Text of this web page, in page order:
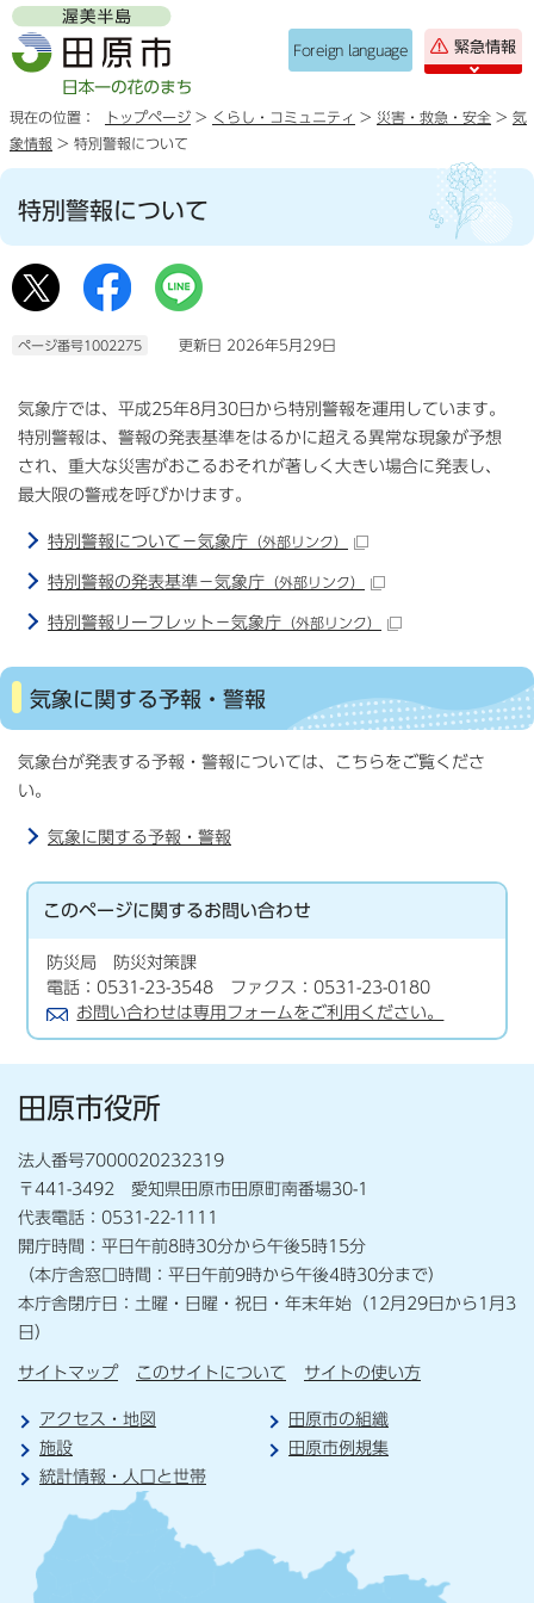
Foreign language 緊急情報
現在の位置： トップページ > くらし・コミュニティ > 災害・救急・安全 > 気
象情報 > 特別警報について
特別警報について
ページ番号1002275 更新日 2026年5月29日
気象庁では、平成25年8月30日から特別警報を運用しています。
特別警報は、警報の発表基準をはるかに超える異常な現象が予想
され、重大な災害がおこるおそれが著しく大きい場合に発表し、
最大限の警戒を呼びかけます。
特別警報について－気象庁 （外部リンク）
特別警報の発表基準－気象庁 （外部リンク）
特別警報リーフレット－気象庁 （外部リンク）
気象に関する予報・警報
気象台が発表する予報・警報については、こちらをご覧くださ
い。
気象に関する予報・警報
このページに関するお問い合わせ
防災局 防災対策課
電話：0531-23-3548 ファクス：0531-23-0180
お問い合わせは専用フォームをご利用ください。
田原市役所
法人番号7000020232319
〒441-3492 愛知県田原市田原町南番場30-1
代表電話：0531-22-1111
開庁時間：平日午前8時30分から午後5時15分
（本庁舎窓口時間：平日午前9時から午後4時30分まで）
本庁舎閉庁日：土曜・日曜・祝日・年末年始（12月29日から1月3
日）
サイトマップ このサイトについて サイトの使い方
アクセス・地図
田原市の組織
施設
田原市例規集
統計情報・人口と世帯